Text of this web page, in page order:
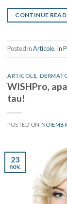
CONTINUE
Posted inArticole, In
ARTICOLE
WISHPro,
tau!
POSTED ON
23
nov.